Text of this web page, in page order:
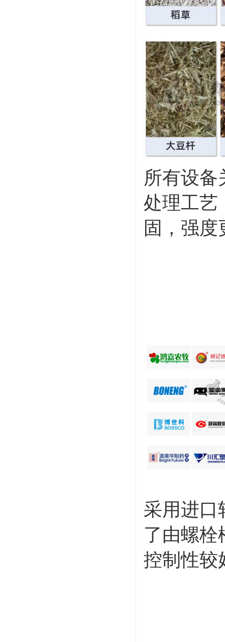
所有设
处理工艺
固，强
采用进口
了由螺栓
控制性较